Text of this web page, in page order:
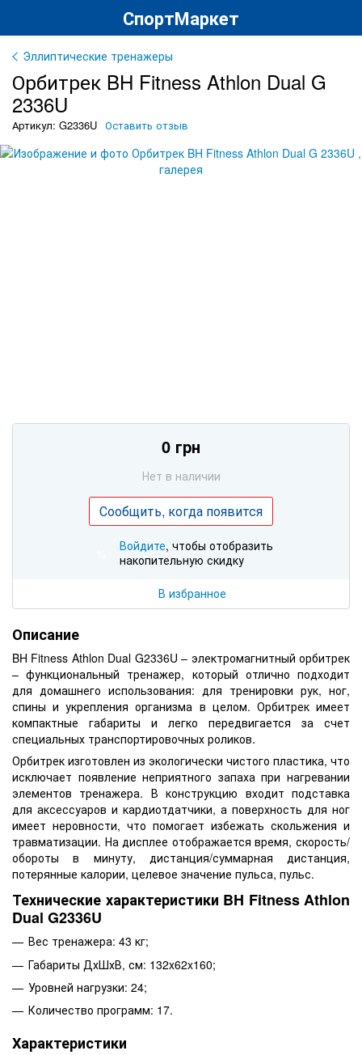
СпортМаркет
Эллиптические тренажеры
Орбитрек BH Fitness Athlon Dual G
2336U
Артикул: G2336U Оставить отзыв
0 грн
Нет в наличии
Сообщить, когда появится
Войдите, чтобы отобразить
накопительную скидку
В избранное
Описание
BH Fitness Athlon Dual G2336U – электромагнитный орбитрек
– функциональный тренажер, который отлично подходит
для домашнего использования: для тренировки рук, ног,
спины и укрепления организма в целом. Орбитрек имеет
компактные габариты и легко передвигается за счет
специальных транспортировочных роликов.
Орбитрек изготовлен из экологически чистого пластика, что
исключает появление неприятного запаха при нагревании
элементов тренажера. В конструкцию входит подставка
для аксессуаров и кардиотдатчики, а поверхность для ног
имеет неровности, что помогает избежать скольжения и
травматизации. На дисплее отображается время, скорость/
обороты в минуту, дистанция/суммарная дистанция,
потерянные калории, целевое значение пульса, пульс.
Технические характеристики BH Fitness Athlon
Dual G2336U
Вес тренажера: 43 кг;
Габариты ДхШхВ, см: 132x62x160;
Уровней нагрузки: 24;
Количество программ: 17.
Характеристики